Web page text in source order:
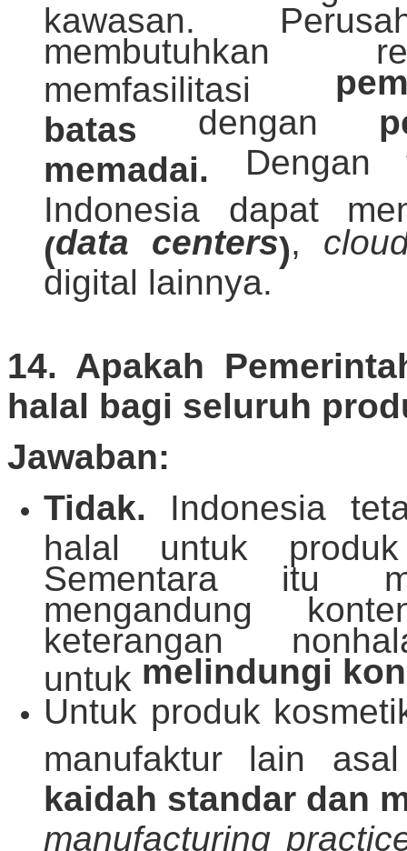
kawasan.
membutuhkan
memfasilitasi
batas dengan
memadai. Dengan
Indonesia dapat
(data centers),
digital lainnya.
14. Apakah
halal bagi seluruh
Jawaban:
Tidak. Indonesia
halal untuk
Sementara itu
mengandung
keterangan
untuk melindungi
Untuk produk
manufaktur lain
kaidah standar dan
manufacturing